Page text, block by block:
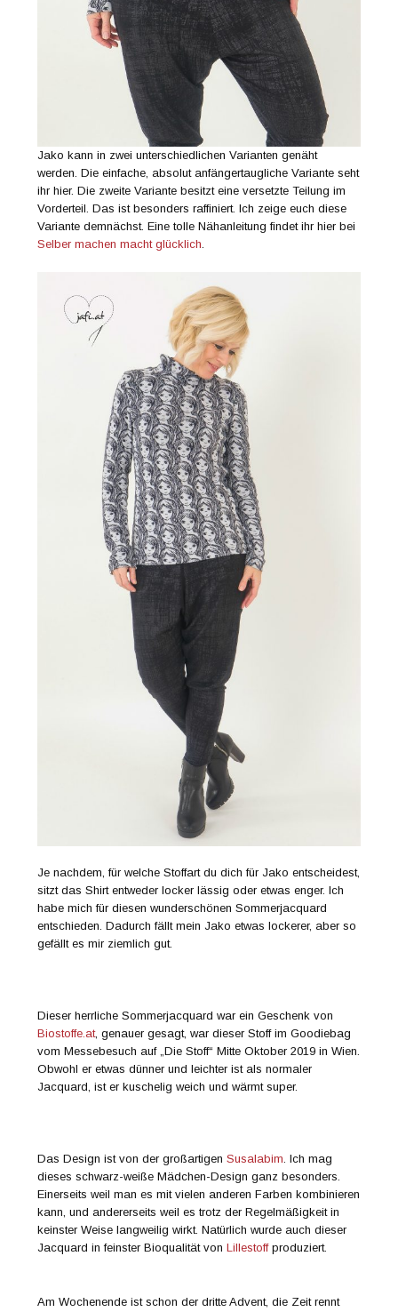
Jako kann in zwei unterschiedlichen Varianten genäht
werden. Die einfache, absolut anfängertaugliche Variante seht
ihr hier. Die zweite Variante besitzt eine versetzte Teilung im
Vorderteil. Das ist besonders raffiniert. Ich zeige euch diese
Variante demnächst. Eine tolle Nähanleitung findet ihr hier bei
Selber machen macht glücklich.
Je nachdem, für welche Stoffart du dich für Jako entscheidest,
sitzt das Shirt entweder locker lässig oder etwas enger. Ich
habe mich für diesen wunderschönen Sommerjacquard
entschieden. Dadurch fällt mein Jako etwas lockerer, aber so
gefällt es mir ziemlich gut.
Dieser herrliche Sommerjacquard war ein Geschenk von
Biostoffe.at, genauer gesagt, war dieser Stoff im Goodiebag
vom Messebesuch auf „Die Stoff“ Mitte Oktober 2019 in Wien.
Obwohl er etwas dünner und leichter ist als normaler
Jacquard, ist er kuschelig weich und wärmt super.
Das Design ist von der großartigenSusalabim. Ich mag
dieses schwarz-weiße Mädchen-Design ganz besonders.
Einerseits weil man es mit vielen anderen Farben kombinieren
kann, und andererseits weil es trotz der Regelmäßigkeit in
keinster Weise langweilig wirkt. Natürlich wurde auch dieser
Jacquard in feinster Bioqualität vonLillestoffproduziert.
Am Wochenende ist schon der dritte Advent, die Zeit rennt